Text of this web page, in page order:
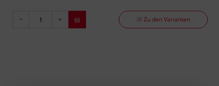
Zu den Varianten